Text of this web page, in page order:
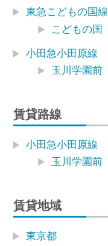
東急こどもの国線
こどもの国
小田急小田原線
玉川学園前
賃貸路線
小田急小田原線
玉川学園前
賃貸地域
東京都